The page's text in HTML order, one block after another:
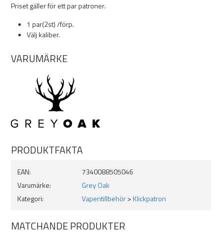
Priset gäller för ett par patroner.
1 par(2st) /förp.
Välj kaliber.
VARUMÄRKE
PRODUKTFAKTA
EAN:
7340088505046
Varumärke:
Grey Oak
Kategori:
Vapentillbehör>Klickpatron
MATCHANDE PRODUKTER